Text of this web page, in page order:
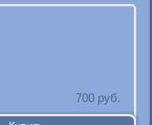
700 руб.